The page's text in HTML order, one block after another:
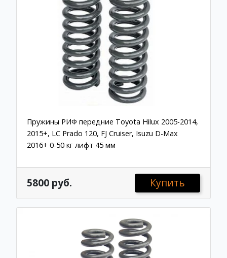
Пружины РИФ передние Toyota Hilux 2005-2014,
2015+, LC Prado 120, FJ Cruiser, Isuzu D-Max
2016+ 0-50 кг лифт 45 мм
5800 руб. Купить